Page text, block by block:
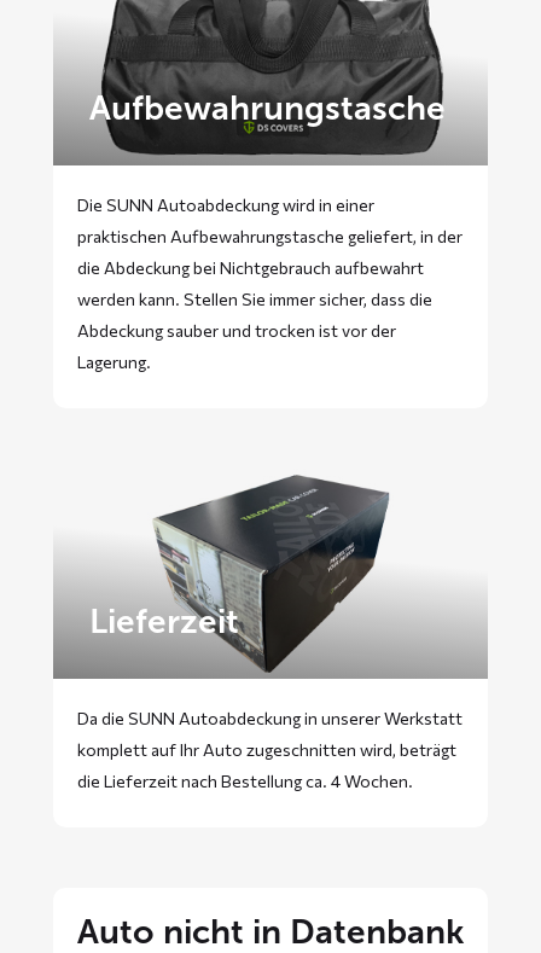
Aufbewahrungstasche
Die SUNN Autoabdeckung wird in einer
praktischen Aufbewahrungstasche geliefert, in der
die Abdeckung bei Nichtgebrauch aufbewahrt
werden kann. Stellen Sie immer sicher, dass die
Abdeckung sauber und trocken ist vor der
Lagerung.
Lieferzeit
Da die SUNN Autoabdeckung in unserer Werkstatt
komplett auf Ihr Auto zugeschnitten wird, beträgt
die Lieferzeit nach Bestellung ca. 4 Wochen.
Auto nicht in Datenbank